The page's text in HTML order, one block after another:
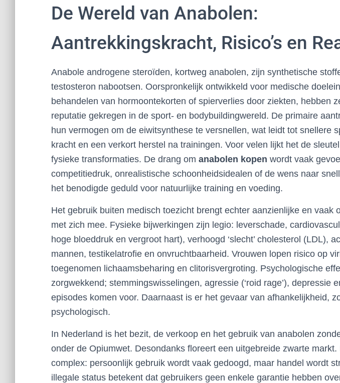
De Wereld van Anabolen:
Aantrekkingskracht, Risico’s en
Anabole androgene steroïden, kortweg anabolen, zijn synthetische
testosteron nabootsen. Oorspronkelijk ontwikkeld voor medische
behandelen van hormoontekorten of spierverlies door ziekten, hebben
reputatie gekregen in de sport- en bodybuildingwereld. De primaire
hun vermogen om de eiwitsynthese te versnellen, wat leidt tot snellere
kracht en een verkort herstel na trainingen. Voor velen lijkt het de
fysieke transformaties. De drang om anabolen kopen wordt vaak
competitiedruk, onrealistische schoonheidsidealen of de wens naar
het benodigde geduld voor natuurlijke training en voeding.
Het gebruik buiten medisch toezicht brengt echter aanzienlijke en vaak
met zich mee. Fysieke bijwerkingen zijn legio: leverschade,
hoge bloeddruk en vergroot hart), verhoogd ‘slecht’ cholesterol (LDL),
mannen, testikelatrofie en onvruchtbaarheid. Vrouwen lopen risico op
toegenomen lichaamsbeharing en clitorisvergroting. Psychologische
zorgwekkend; stemmingswisselingen, agressie (‘roid rage’), depressie
episodes komen voor. Daarnaast is er het gevaar van afhankelijkheid,
psychologisch.
In Nederland is het bezit, de verkoop en het gebruik van anabolen
onder de Opiumwet. Desondanks floreert een uitgebreide zwarte markt.
complex: persoonlijk gebruik wordt vaak gedoogd, maar handel wordt
illegale status betekent dat gebruikers geen enkele garantie hebben